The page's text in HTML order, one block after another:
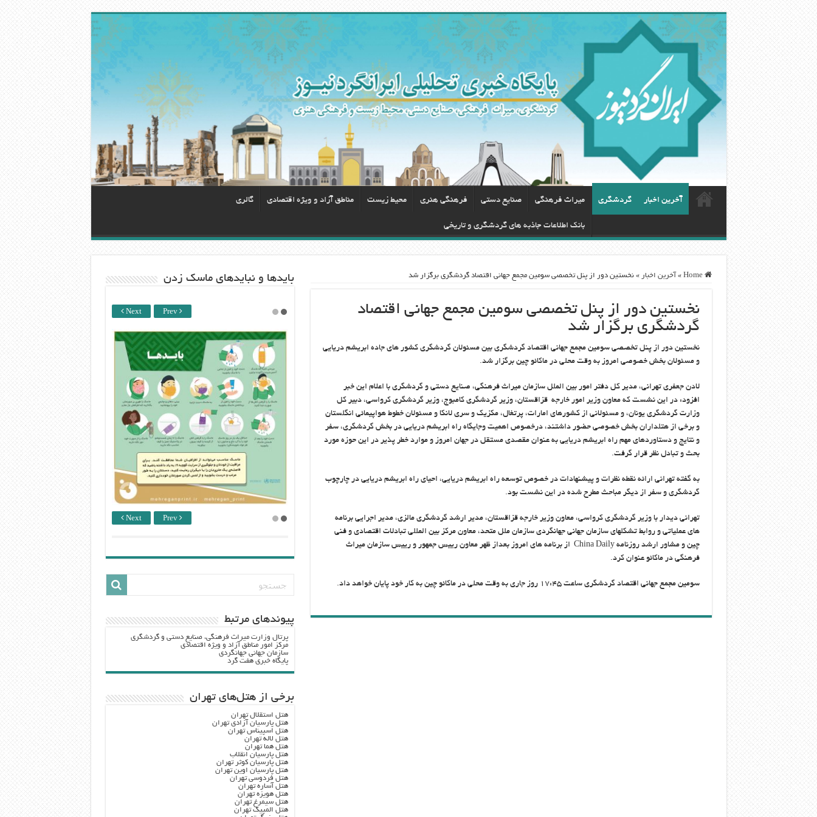
آخرین اخبار گردشگری ميراث فرهنگی صنایع دستی فرهنگی هنری محيط زيست مناطق آزاد و ویژه اقتصادی گالری
بانک اطلاعات جاذبه های گردشگری و تاریخی
Home
» آخرین اخبار » نخستین دور از پنل تخصصی سومین مجمع جهانی اقتصاد گردشگری برگزار شد
نخستین دور از پنل تخصصی سومین مجمع جهانی اقتصاد
گردشگری برگزار شد
نخستین دور از پنل تخصصی سومین مجمع جهانی اقتصاد گردشگری بین مسئولان گردشگری کشور های جاده ابریشم دریایی
و مسئولان بخش خصوصی امروز به وقت محلی در ماکائو چین برگزار شد.
لادن جعفری تهرانی، مدیر کل دفتر امور بین الملل سازمان میراث فرهنگی، صنایع دستی و گردشگری با اعلام این خبر
افزود: در این نشست که معاون وزیر امور خارجه قزاقستان، وزیر گردشگری کامبوج، وزیر گردشگری کرواسی، دبیر کل
وزارت گردشگری یونان، و مسئولانی از کشورهای امارات، پرتغال، مکزیک و سری لانکا و مسئولان خطوط هواپیمائی انگلستان
و برخی از هتلداران بخش خصوصی حضور داشتند، درخصوص اهمیت وجایگاه راه ابریشم دریایی در بخش گردشگری، سفر
و نتایج و دستاوردهای مهم راه ابریشم دریایی به عنوان مقصدی مستقل در جهان امروز و موارد خطر پذیر در این حوزه مورد
بحث و تبادل نظر قرار گرفت.
به گفته تهرانی ارائه نقطه نظرات و پیشنهادات در خصوص توسعه راه ابریشم دریایی، احیای راه ابریشم دریایی در چارچوب
گردشگری و سفر از دیگر مباحث مطرح شده در این نشست بود.
تهرانی دیدار با وزیر گردشگری کرواسی، معاون وزیر خارجه قزاقستان، مدیر ارشد گردشگری مالزی، مدیر اجرایی برنامه
های عملیاتی و روابط تشکلهای سازمان جهانی جهانگردی سازمان ملل متحد، معاون مرکز بین المللی تبادلات اقتصادی و فنی
چین و مشاور ارشد روزنامه China Daily از برنامه های امروز بعداز ظهر معاون رییس جمهور و رییس سازمان میراث
فرهنگی در ماکائو عنوان کرد.
سومین مجمع جهانی اقتصاد گردشگری ساعت ۱۷:۴۵ روز جاری به وقت محلی در ماکائو چین به کار خود پایان خواهد داد.
باید‌ها و نبایدهای ماسک زدن
Next Prev
Next Prev
پيوندهاي مرتبط
پرتال وزارت ميراث فرهنگي، صنایع دستی و گردشگري
مرکز امور مناطق آزاد و ویژه اقتصادی
سازمان جهانی جهانگردی
پایگاه خبری هفت گرد
برخی از هتل‌های تهران
هتل استقلال تهران
هتل پارسیان آزادی تهران
هتل اسپیناس تهران
هتل لاله تهران
هتل هما تهران
هتل پارسیان انقلاب
هتل پارسیان کوثر تهران
هتل پارسیان اوین تهران
هتل فردوسی تهران
هتل آساره تهران
هتل هویزه تهران
هتل سیمرغ تهران
هتل المپیک تهران